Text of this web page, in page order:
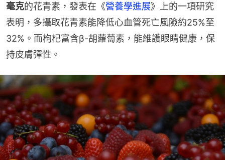
毫克的花青素，發表在《營養學進展》上的一項研究
表明，多攝取花青素能降低心血管死亡風險約25%至
32%。而枸杞富含β-胡蘿蔔素，能維護眼睛健康，保
持皮膚彈性。